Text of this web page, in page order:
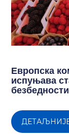
Европска
испуњава